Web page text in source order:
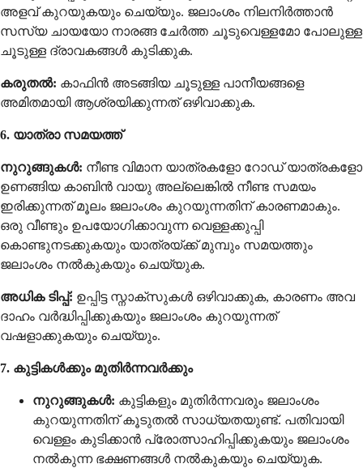
അളവ് കുറയുകയും ചെയ്യും. ജലാംശം നിലനിർത്താൻ
സസ്യ ചായയോ നാരങ്ങ ചേർത്ത ചൂടുവെള്ളമോ പോലുള്ള
ചൂടുള്ള ദ്രാവകങ്ങൾ കുടിക്കുക.
കരുതൽ: കാഫിൻ അടങ്ങിയ ചൂടുള്ള പാനീയങ്ങളെ
അമിതമായി ആശ്രയിക്കുന്നത് ഒഴിവാക്കുക.
6. യാത്രാ സമയത്ത്
നുറുങ്ങുകൾ: നീണ്ട വിമാന യാത്രകളോ റോഡ് യാത്രകളോ
ഉണങ്ങിയ കാബിൻ വായു അല്ലെങ്കിൽ നീണ്ട സമയം
ഇരിക്കുന്നത് മൂലം ജലാംശം കുറയുന്നതിന് കാരണമാകും.
ഒരു വീണ്ടും ഉപയോഗിക്കാവുന്ന വെള്ളക്കുപ്പി
കൊണ്ടുനടക്കുകയും യാത്രയ്ക്ക് മുമ്പും സമയത്തും
ജലാംശം നൽകുകയും ചെയ്യുക.
അധിക ടിപ്പ്: ഉപ്പിട്ട സ്നാക്സുകൾ ഒഴിവാക്കുക, കാരണം അവ
ദാഹം വർദ്ധിപ്പിക്കുകയും ജലാംശം കുറയുന്നത്
വഷളാക്കുകയും ചെയ്യും.
7. കുട്ടികൾക്കും മുതിർന്നവർക്കും
നുറുങ്ങുകൾ: കുട്ടികളും മുതിർന്നവരും ജലാംശം
കുറയുന്നതിന് കൂടുതൽ സാധ്യതയുണ്ട്. പതിവായി
വെള്ളം കുടിക്കാൻ പ്രോത്സാഹിപ്പിക്കുകയും ജലാംശം
നൽകുന്ന ഭക്ഷണങ്ങൾ നൽകുകയും ചെയ്യുക.